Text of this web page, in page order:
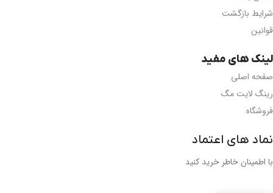
شرایط بازگشت
قوانین
لینک های مفید
صفحه اصلی
رینگ لایت مگ
فروشگاه
نماد های اعتماد
با اطمینان خاطر خرید کنید